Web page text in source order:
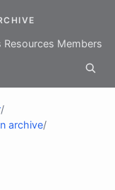
Resources Members
/
archive/